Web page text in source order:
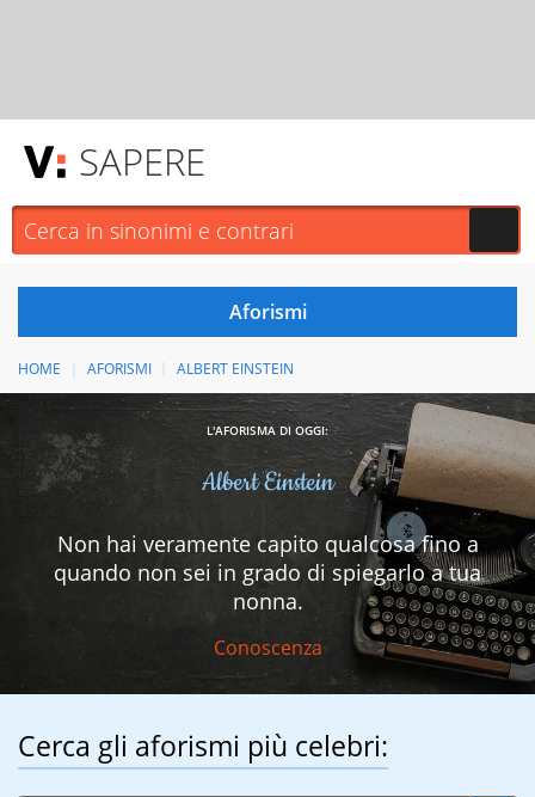
SAPERE
HOME AFORISMI ALBERT EINSTEIN
L'AFORISMA DI OGGI:
Albert Einstein
Non hai veramente capito qualcosa fino a
quando non sei in grado di spiegarlo a tua
nonna.
Conoscenza
Cerca gli aforismi più celebri: